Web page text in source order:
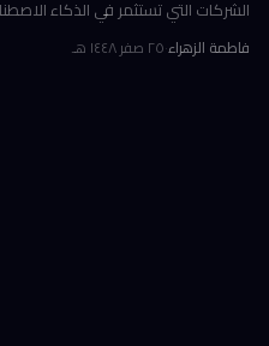
الشركات التي تستثمر في الذكاء
الكفاءة وخفض التكاليف، بينما تتعثر
فاطمة الزهراء·٢٥ صفر ١٤٤٨ هـ